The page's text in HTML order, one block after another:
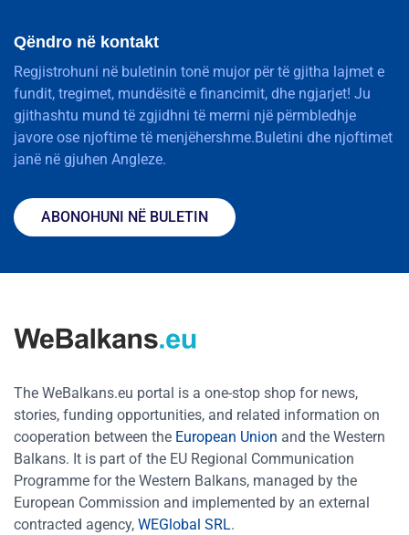
Qëndro në kontakt
Regjistrohuni në buletinin tonë mujor për të gjitha lajmet e
fundit, tregimet, mundësitë e financimit, dhe ngjarjet! Ju
gjithashtu mund të zgjidhni të merrni një përmbledhje
javore ose njoftime të menjëhershme.Buletini dhe njoftimet
janë në gjuhen Angleze.
ABONOHUNI NË BULETIN
The WeBalkans.eu portal is a one-stop shop for news,
stories, funding opportunities, and related information on
cooperation between the European Union and the Western
Balkans. It is part of the EU Regional Communication
Programme for the Western Balkans, managed by the
European Commission and implemented by an external
contracted agency, WEGlobal SRL.